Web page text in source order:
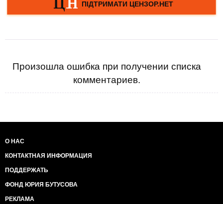
Произошла ошибка при получении списка
комментариев.
О НАС
КОНТАКТНАЯ ИНФОРМАЦИЯ
ПОДДЕРЖАТЬ
ФОНД ЮРИЯ БУТУСОВА
РЕКЛАМА